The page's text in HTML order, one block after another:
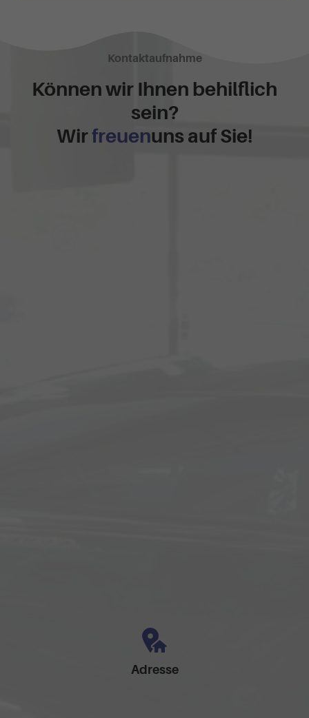
Kontaktaufnahme
Können wir Ihnen behilflich
sein?
Wirfreuenuns auf Sie!
Adresse